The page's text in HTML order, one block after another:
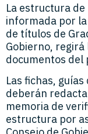
La estructura
informada por la
de títulos de
Gobierno,
documentos del
Las fichas,
deberán
memoria de
estructura por